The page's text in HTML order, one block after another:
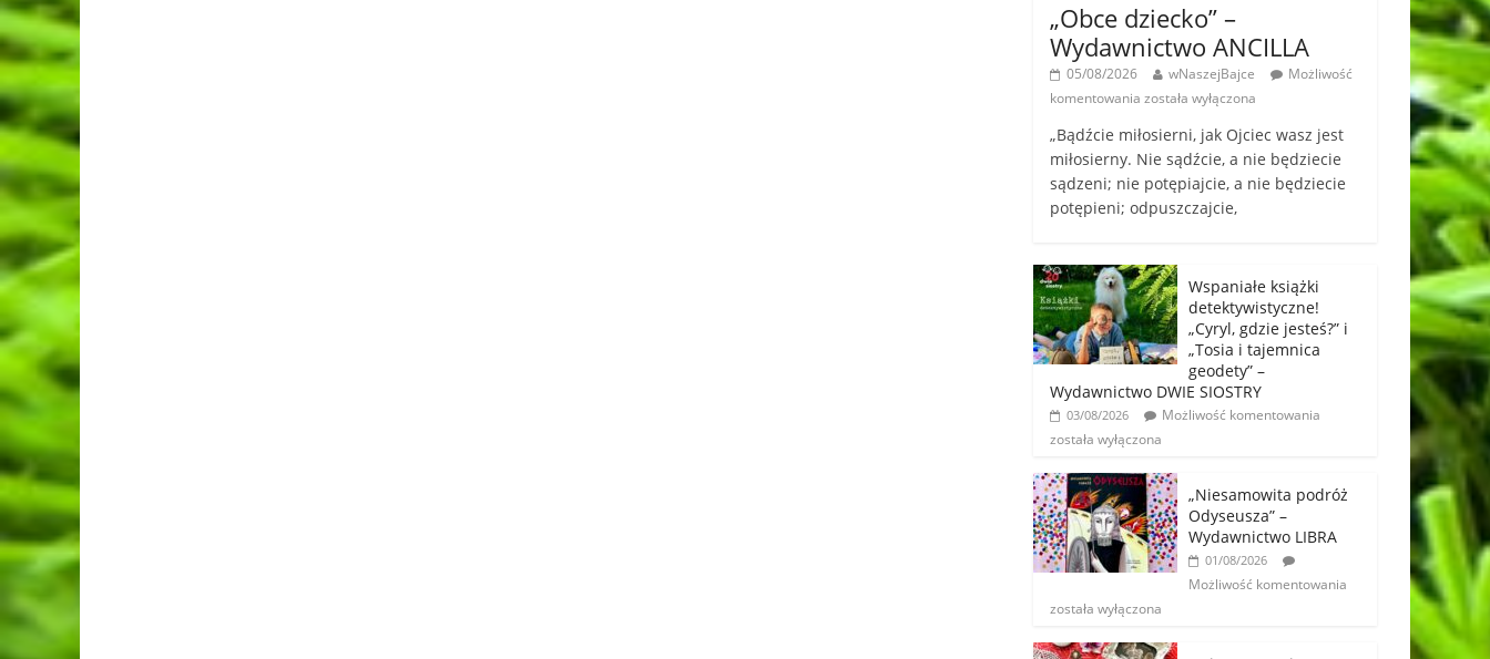
„Obce dziecko” –
Wydawnictwo ANCILLA
05/08/2026 wNaszejBajce
Możliwość
komentowania została wyłączona
„Bądźcie miłosierni, jak Ojciec wasz jest
miłosierny. Nie sądźcie, a nie będziecie
sądzeni; nie potępiajcie, a nie będziecie
potępieni; odpuszczajcie,
Wspaniałe książki
detektywistyczne!
„Cyryl, gdzie jesteś?” i
„Tosia i tajemnica
geodety” –
Wydawnictwo DWIE SIOSTRY
03/08/2026
Możliwość komentowania
została wyłączona
„Niesamowita podróż
Odyseusza” –
Wydawnictwo LIBRA
01/08/2026
Możliwość komentowania
została wyłączona